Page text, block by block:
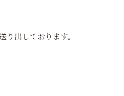
り出しております。